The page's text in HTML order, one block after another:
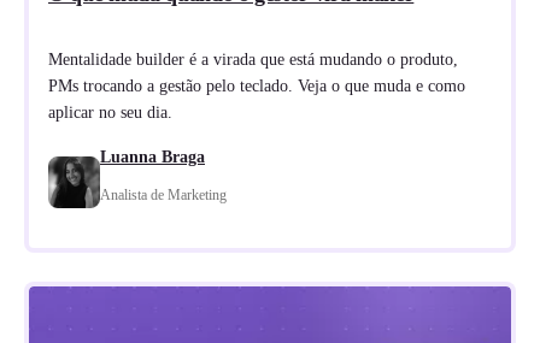
Mentalidade builder é a virada que está mudando o produto,
PMs trocando a gestão pelo teclado. Veja o que muda e como
aplicar no seu dia.
Luanna Braga
Analista de Marketing